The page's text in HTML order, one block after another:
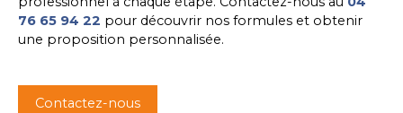
76 65 94 22 pour découvrir nos formules et obtenir
une proposition personnalisée.
Contactez-nous